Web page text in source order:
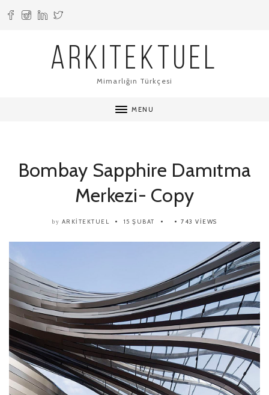
ARKITEKTUEL
Mimarlığın Türkçesi
MENU
Bombay Sapphire Damıtma
Merkezi- Copy
by ARKITEKTUEL 15 ŞUBAT 743 VIEWS